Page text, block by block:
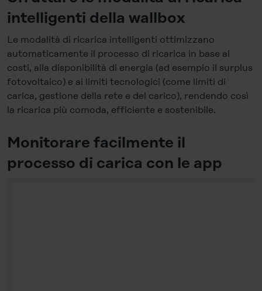
You can revoke your consent at any time in the
Policy
, revoke or change the settings and deselect the
categories subsequently. You can find further details in
our
Cookie-Policy as well as in ourData Privacy
Statement .
intelligenti della wallbox
Le modalità di ricarica intelligenti ottimizzano
automaticamente il processo di ricarica in base ai
costi, alla disponibilità di energia (ad esempio il surplus
fotovoltaico) e ai limiti tecnologici (come limiti di
carica, gestione della rete e del carico), rendendo così
la ricarica più comoda, efficiente e sostenibile.
Monitorare facilmente il
processo di carica con le app